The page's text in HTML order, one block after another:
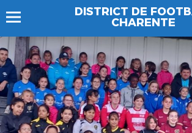
DISTRICT DE
CHARENTE